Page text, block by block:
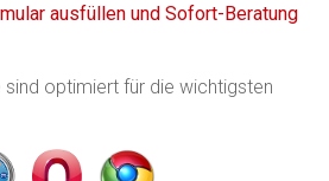
ausfüllen und Sofort-Beratung
optimiert für die wichtigsten